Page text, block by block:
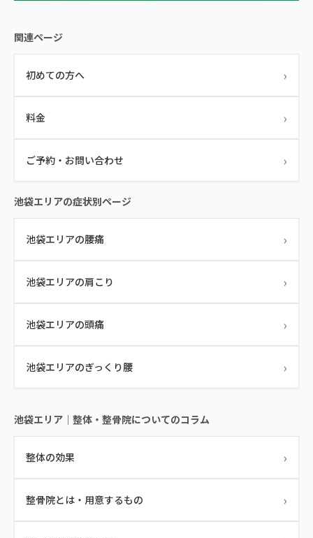
関連ページ
初めての方へ ›
料金 ›
ご予約・お問い合わせ ›
池袋エリアの症状別ページ
池袋エリアの腰痛 ›
池袋エリアの肩こり ›
池袋エリアの頭痛 ›
池袋エリアのぎっくり腰 ›
池袋エリア｜整体・整骨院についてのコラム
整体の効果 ›
整骨院とは・用意するもの ›